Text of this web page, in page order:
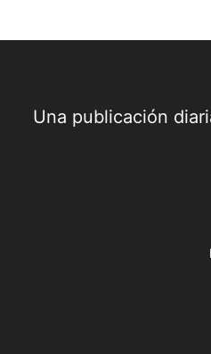
Una publicación